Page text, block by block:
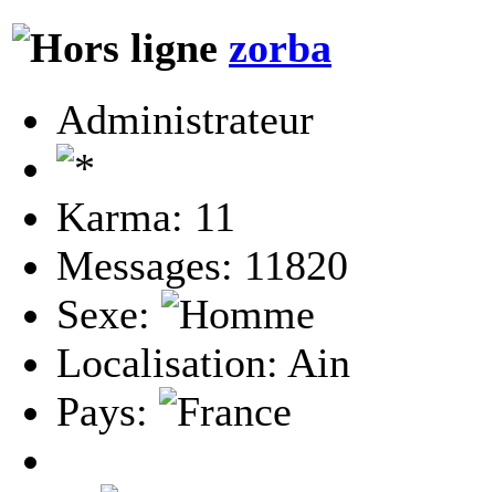
zorba
Administrateur
Karma: 11
Messages: 11820
Sexe:
Localisation: Ain
Pays: